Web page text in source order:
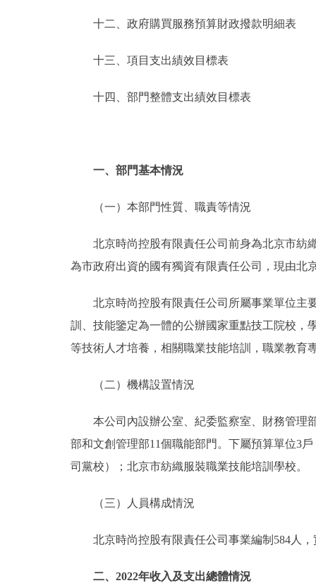
十二、政府購買服務預算財政撥款明細表
十三、項目支出績效目標表
十四、部門整體支出績效目標表
一、部門基本情況
（一）本部門性質、職責等情況
北京時尚控股有限責任公司前身為北京市紡織
為市政府出資的國有獨資有限責任公司，現由北
北京時尚控股有限責任公司所屬事業單位主要
訓、技能鑒定為一體的公辦國家重點技工院校，
等技術人才培養，相關職業技能培訓，職業教育
（二）機構設置情況
本公司內設辦公室、紀委監察室、財務管理部
部和文創管理部11個職能部門。下屬預算單位3
司黨校）；北京市紡織服裝職業技能培訓學校。
（三）人員構成情況
北京時尚控股有限責任公司事業編制584人，
二、2022年收入及支出總體情況